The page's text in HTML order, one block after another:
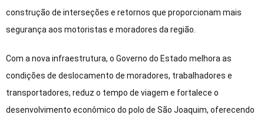
construção de interseções e retornos que proporcionam mais
segurança aos motoristas e moradores da região.
Com a nova infraestrutura, o Governo do Estado melhora as
condições de deslocamento de moradores, trabalhadores e
transportadores, reduz o tempo de viagem e fortalece o
desenvolvimento econômico do polo de São Joaquim, oferecendo